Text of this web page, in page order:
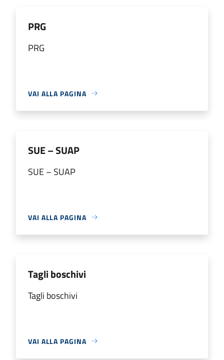
PRG
PRG
VAI ALLA PAGINA
SUE – SUAP
SUE – SUAP
VAI ALLA PAGINA
Tagli boschivi
Tagli boschivi
VAI ALLA PAGINA